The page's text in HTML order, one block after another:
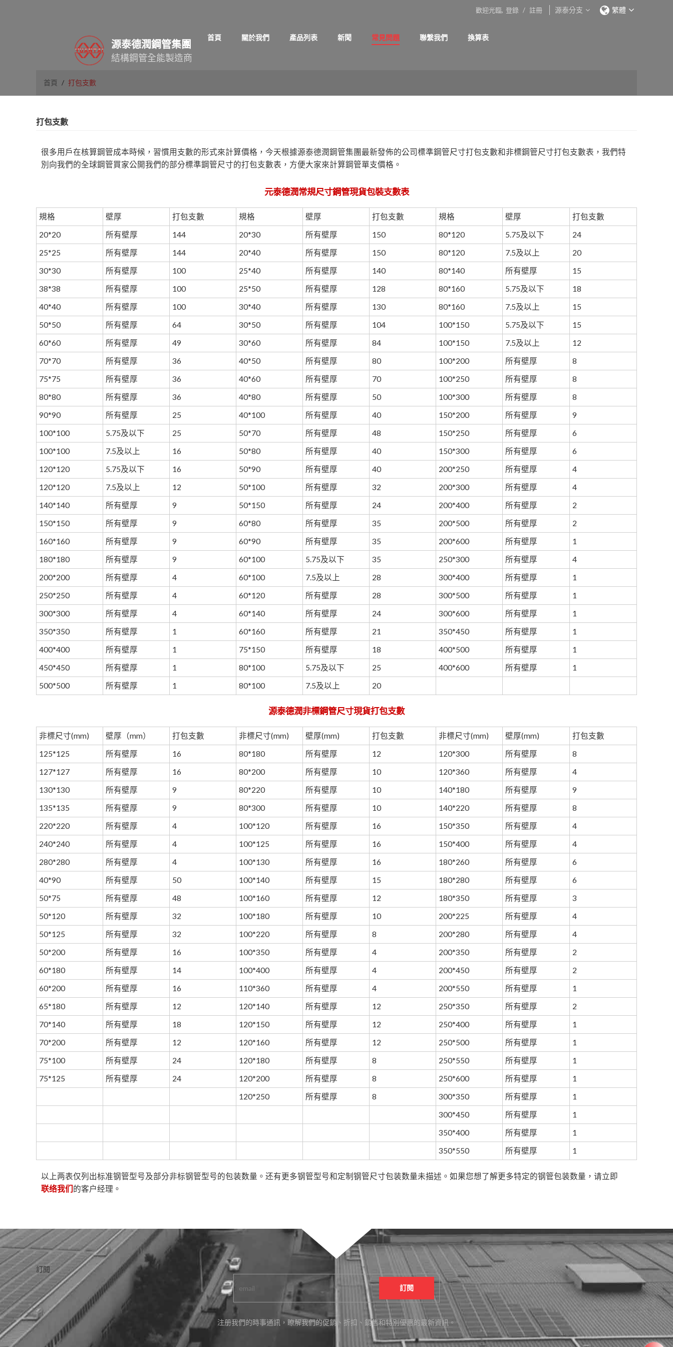
源泰德潤鋼管集團
結構鋼管全能製造商
歡迎光臨, 登錄 / 註冊 源泰分支 繁體
首頁 關於我們 產品列表 新聞 常見問題 聯繫我們 換算表
首頁 / 打包支數
打包支數
很多用戶在核算鋼管成本時候，習慣用支數的形式來計算價格，今天根據源泰德潤鋼管集團最新發佈的公司標準鋼管尺寸打包支數和非標鋼管尺寸打包支數表，我們特
別向我們的全球鋼管買家公開我們的部分標準鋼管尺寸的打包支數表，方便大家來計算鋼管單支價格。
元泰德潤常規尺寸鋼管現貨包裝支數表
規格 壁厚 打包支數 規格 壁厚 打包支數 規格 壁厚
打包支數
20*20
所有壁厚 144 20*30 所有壁厚 150 80*120 5.75及以下
24
25*25
所有壁厚 144 20*40 所有壁厚 150 80*120 7.5及以上
20
30*30
所有壁厚 100 25*40 所有壁厚 140 80*140 所有壁厚
15
38*38
所有壁厚 100 25*50 所有壁厚 128 80*160 5.75及以下
18
40*40
所有壁厚 100 30*40 所有壁厚 130 80*160 7.5及以上
15
50*50
所有壁厚 64 30*50 所有壁厚 104 100*150 5.75及以下
15
60*60
所有壁厚 49 30*60 所有壁厚 84 100*150 7.5及以上
12
70*70
所有壁厚 36 40*50 所有壁厚 80 100*200 所有壁厚
8
75*75
所有壁厚 36 40*60 所有壁厚 70 100*250 所有壁厚
8
80*80
所有壁厚 36 40*80 所有壁厚 50 100*300 所有壁厚
8
90*90
所有壁厚 25 40*100 所有壁厚 40 150*200 所有壁厚
9
100*100
5.75及以下 25 50*70 所有壁厚 48 150*250 所有壁厚
6
100*100
7.5及以上 16 50*80 所有壁厚 40 150*300 所有壁厚
6
120*120
5.75及以下 16 50*90 所有壁厚 40 200*250 所有壁厚
4
120*120
7.5及以上 12 50*100 所有壁厚 32 200*300 所有壁厚
4
140*140
所有壁厚 9 50*150 所有壁厚 24 200*400 所有壁厚
2
150*150
所有壁厚 9 60*80 所有壁厚 35 200*500 所有壁厚
2
160*160
所有壁厚 9 60*90 所有壁厚 35 200*600 所有壁厚
1
180*180
所有壁厚 9 60*100 5.75及以下 35 250*300 所有壁厚
4
200*200
所有壁厚 4 60*100 7.5及以上 28 300*400 所有壁厚
1
250*250
所有壁厚 4 60*120 所有壁厚 28 300*500 所有壁厚
1
300*300
所有壁厚 4 60*140 所有壁厚 24 300*600 所有壁厚
1
350*350
所有壁厚 1 60*160 所有壁厚 21 350*450 所有壁厚
1
400*400
所有壁厚 1 75*150 所有壁厚 18 400*500 所有壁厚
1
450*450
所有壁厚 1 80*100 5.75及以下 25 400*600 所有壁厚
1
500*500
所有壁厚 1 80*100 7.5及以上 20
源泰德潤非標鋼管尺寸現貨打包支數
非標尺寸(mm) 壁厚（mm） 打包支數 非標尺寸(mm) 壁厚(mm) 打包支數 非標尺寸(mm) 壁厚(mm)
打包支數
125*125
所有壁厚 16 80*180 所有壁厚 12 120*300 所有壁厚
8
127*127
所有壁厚 16 80*200 所有壁厚 10 120*360 所有壁厚
4
130*130
所有壁厚 9 80*220 所有壁厚 10 140*180 所有壁厚
9
135*135
所有壁厚 9 80*300 所有壁厚 10 140*220 所有壁厚
8
220*220
所有壁厚 4 100*120 所有壁厚 16 150*350 所有壁厚
4
240*240
所有壁厚 4 100*125 所有壁厚 16 150*400 所有壁厚
4
280*280
所有壁厚 4 100*130 所有壁厚 16 180*260 所有壁厚
6
40*90
所有壁厚 50 100*140 所有壁厚 15 180*280 所有壁厚
6
50*75
所有壁厚 48 100*160 所有壁厚 12 180*350 所有壁厚
3
50*120
所有壁厚 32 100*180 所有壁厚 10 200*225 所有壁厚
4
50*125
所有壁厚 32 100*220 所有壁厚 8 200*280 所有壁厚
4
50*200
所有壁厚 16 100*350 所有壁厚 4 200*350 所有壁厚
2
60*180
所有壁厚 14 100*400 所有壁厚 4 200*450 所有壁厚
2
60*200
所有壁厚 16 110*360 所有壁厚 4 200*550 所有壁厚
1
65*180
所有壁厚 12 120*140 所有壁厚 12 250*350 所有壁厚
2
70*140
所有壁厚 18 120*150 所有壁厚 12 250*400 所有壁厚
1
70*200
所有壁厚 12 120*160 所有壁厚 12 250*500 所有壁厚
1
75*100
所有壁厚 24 120*180 所有壁厚 8 250*550 所有壁厚
1
75*125
所有壁厚 24 120*200 所有壁厚 8 250*600 所有壁厚
1
120*250
所有壁厚 8 300*350 所有壁厚
1
300*450
所有壁厚
1
350*400
所有壁厚
1
350*550
所有壁厚 1
以上两表仅列出标准钢管型号及部分非标钢管型号的包装数量。还有更多钢管型号和定制钢管尺寸包装数量未描述。如果您想了解更多特定的钢管包装数量，请立即
联络我们的客户经理。
訂閱
注册我們的時事通訊，瞭解我們的促銷、折扣、銷售和特別優惠的最新資訊。